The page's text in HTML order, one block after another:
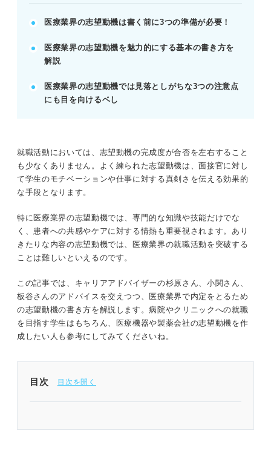
志望動機作成の注意点と例文活用
う貢献するか」の基本構成で書く。
「社会貢献したい」など抽象的な動機や、複数職種
人の命を扱うため、倫理観のない内容や、職種を理
解しない表現は避ける。
記事の該当箇所を見る
医療業界の志望動機は基本の構成にプラスアル
ファの要素が必要
医療業界の志望動機を書く前に3つの準備をし
よう
新卒で医療業界を目指す学生のおもな3つの就
職先は？
望動機で盛り込みたい要素
※AIの特性上、間違いが含まれている場合があります。記事本文
と併せてご確認ください。
医療業界の志望動機は書く前に3つの準備が必要！
医療業界の志望動機を魅力的にする基本の書き方を
解説
医療業界の志望動機では見落としがちな3つの注意点
にも目を向けるベし
就職活動においては、志望動機の完成度が合否を左右すること
も少なくありません。よく練られた志望動機は、面接官に対し
て学生のモチベーションや仕事に対する真剣さを伝える効果的
な手段となります。
特に医療業界の志望動機では、専門的な知識や技能だけでな
く、患者への共感やケアに対する情熱も重要視されます。あり
きたりな内容の志望動機では、医療業界の就職活動を突破する
ことは難しいといえるのです。
この記事では、キャリアアドバイザーの杉原さん、小関さん、
板谷さんのアドバイスを交えつつ、医療業界で内定をとるため
の志望動機の書き方を解説します。病院やクリニックへの就職
を目指す学生はもちろん、医療機器や製薬会社の志望動機を作
成したい人も参考にしてみてくださいね。
目次